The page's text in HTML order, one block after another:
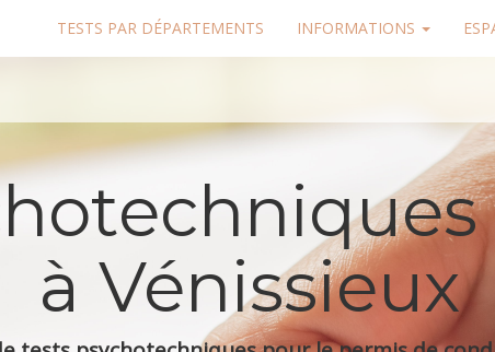
TESTS PAR DÉPARTEMENTS INFORMATIONS
à Vénissieux